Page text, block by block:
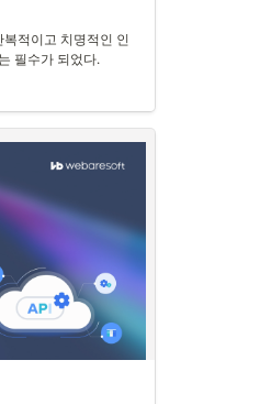
다
챙기는 시대가
땀 나는’ 경험을 이야
있다는 현실을 살펴봤
이 점점 어려워지고
적이고 치명적인 인
필수가 되었다.
절감할 수 있습니다.